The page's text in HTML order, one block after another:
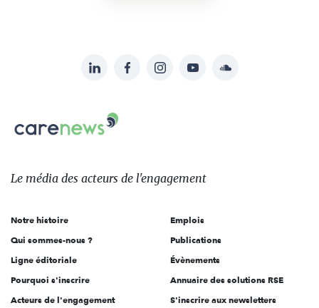
sur:
LinkedInFacebookInstagramYouTubeSoundcloud
Le
des
l'engagement
Le média des acteurs de l'engagement
Notre histoire
Qui sommes-nous ?
Ligne éditoriale
Pourquoi s'inscrire
Acteurs de l'engagement
Emplois
Publications
Évènements
Annuaire des solutions RSE
S'inscrire aux newsletters